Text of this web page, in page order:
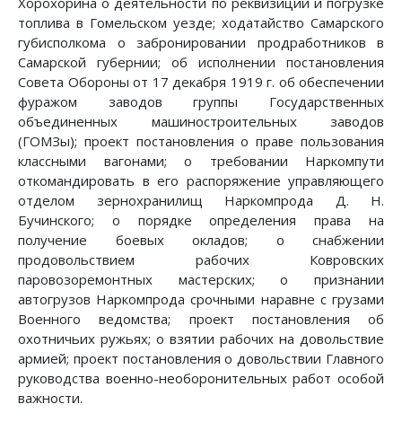
топлива в Гомельском уезде; ходатайство Самарского
губисполкома о забронировании продработников в
Самарской губернии; об исполнении постановления
Совета Обороны от 17 декабря 1919 г. об обеспечении
фуражом заводов группы Государственных
объединенных машиностроительных заводов
(ГОМЗы); проект постановления о праве пользования
классными вагонами; о требовании Наркомпути
откомандировать в его распоряжение управляющего
отделом зернохранилищ Наркомпрода Д. Н.
Бучинского; о порядке определения права на
получение боевых окладов; о снабжении
продовольствием рабочих Ковровских
паровозоремонтных мастерских; о признании
автогрузов Наркомпрода срочными наравне с грузами
Военного ведомства; проект постановления об
охотничьих ружьях; о взятии рабочих на довольствие
армией; проект постановления о довольствии Главного
руководства военно-необоронительных работ особой
важности.